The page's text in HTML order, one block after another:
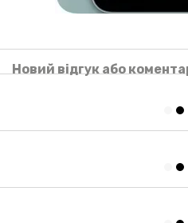
Новий відгук або